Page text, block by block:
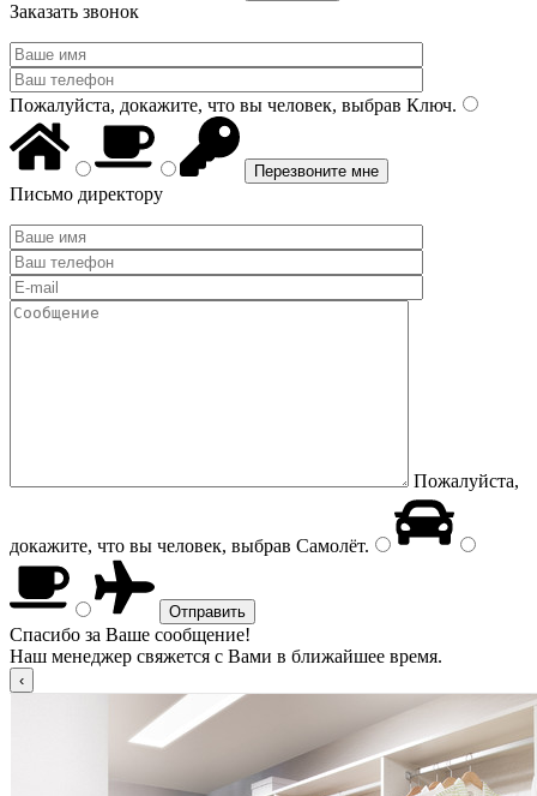
Заказать звонок
Пожалуйста, докажите, что вы человек, выбрав Ключ.
Письмо директору
Пожалуйста,
докажите, что вы человек, выбрав Самолёт.
Спасибо за Ваше сообщение!
Наш менеджер свяжется с Вами в ближайшее время.